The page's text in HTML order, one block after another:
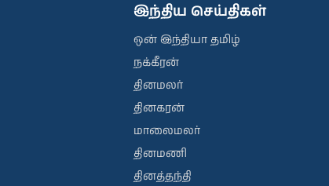
இந்திய செய்திகள்
ஒன் இந்தியா தமிழ்
நக்கீரன்
தினமலர்
தினகரன்
மாலைமலர்
தினமணி
தினத்தந்தி